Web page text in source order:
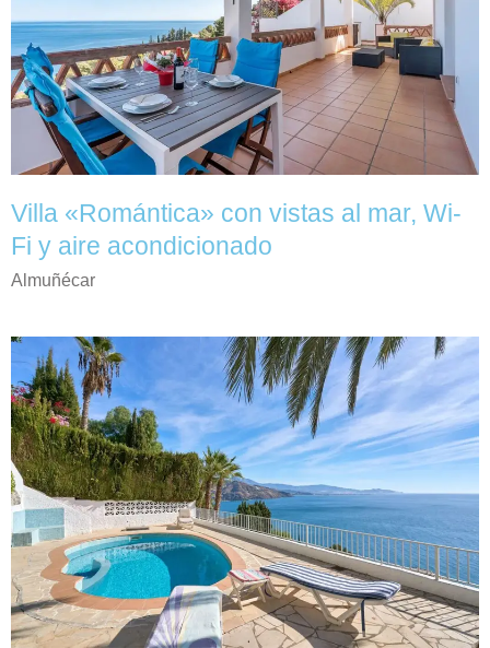
Villa «Romántica» con vistas al mar, Wi-
Fi y aire acondicionado
Almuñécar